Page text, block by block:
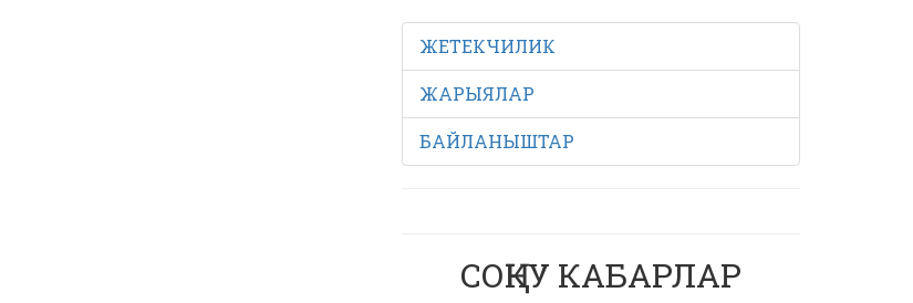
ЖЕТЕКЧИЛИК
ЖАРЫЯЛАР
БАЙЛАНЫШТАР
СОҢКУ КАБАРЛАР